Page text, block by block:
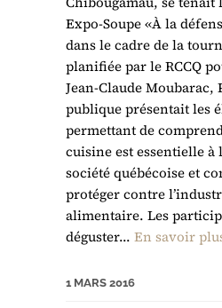
Expo-Soupe «À la
dans le cadre de la
planifiée par le RCCQ
Jean-Claude Moubarac,
publique présentait les
permettant de
cuisine est essentielle à
société québécoise et
protéger contre
alimentaire. Les
déguster... En savoir
1 MARS 2016